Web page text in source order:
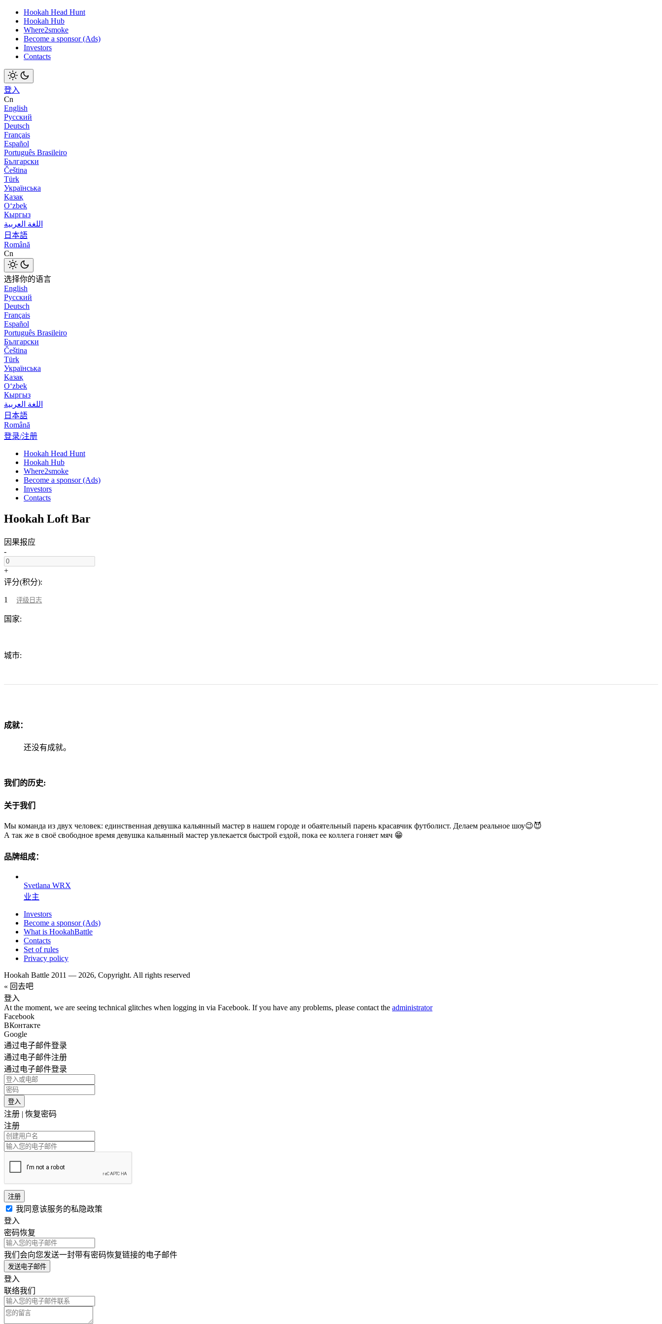
Hookah Head Hunt
Hookah Hub
Where2smoke
Become a sponsor (Ads)
Investors
Contacts
登入
Cn
English
Русский
Deutsch
Français
Español
Português Brasileiro
Български
Čeština
Türk
Українська
Қазақ
Оʻzbek
Кыргыз
اللغة العربية
日本語
Română
Cn
选择你的语言
English
Русский
Deutsch
Français
Español
Português Brasileiro
Български
Čeština
Türk
Українська
Қазақ
Оʻzbek
Кыргыз
اللغة العربية
日本語
Română
登录/注册
Hookah Head Hunt
Hookah Hub
Where2smoke
Become a sponsor (Ads)
Investors
Contacts
Hookah Loft Bar
因果报应
-
+
评分(积分):
1 评级日志
国家:
城市:
成就：
还没有成就。
我们的历史:
关于我们
Мы команда из двух человек: единственная девушка кальянный мастер в нашем городе и обаятельный парень красавчик футболист. Делаем реальное шоу😉😈
А так же в своё свободное время девушка кальянный мастер увлекается быстрой ездой, пока ее коллега гоняет мяч 😁
品牌组成：
Svetlana WRX
业主
Investors
Become a sponsor (Ads)
What is HookahBattle
Contacts
Set of rules
Privacy policy
Hookah Battle 2011 — 2026, Copyright. All rights reserved
« 回去吧
登入
At the moment, we are seeing technical glitches when logging in via Facebook. If you have any problems, please contact the administrator
Facebook
ВКонтакте
Google
通过电子邮件登录
通过电子邮件注册
通过电子邮件登录
登入
注册 | 恢复密码
注册
注册
我同意该服务的私隐政策
登入
密码恢复
我们会向您发送一封带有密码恢复链接的电子邮件
发送电子邮件
登入
联络我们